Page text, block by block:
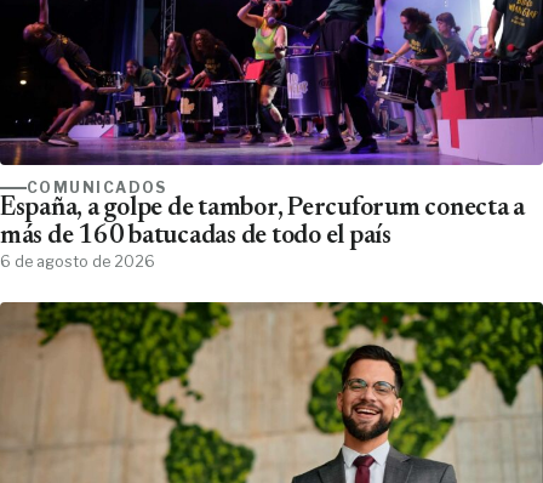
COMUNICADOS
España, a golpe de tambor, Percuforum conecta a
más de 160 batucadas de todo el país
6 de agosto de 2026